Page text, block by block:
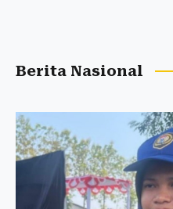
Berita Nasional